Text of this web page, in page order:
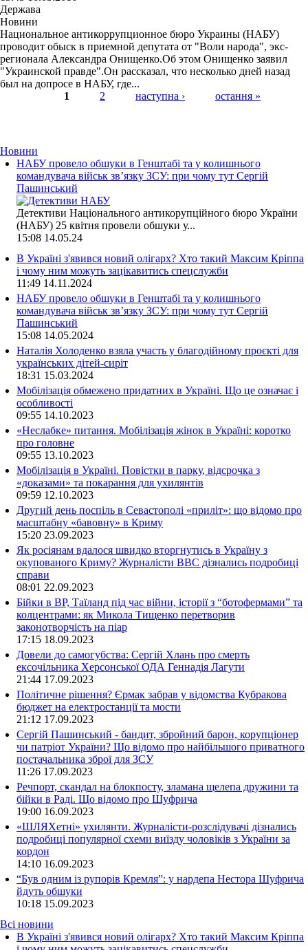
Держава
Новини
Национальное антикоррупционное бюро Украины (НАБУ)
проводит обыск в приемной депутата от "Воли народа", экс-
регионала Александра Онищенко.Об этом Онищенко заявил
"Украинской правде".Он рассказал, что несколько дней назад
был на допросе в НАБУ, где...
1 2 наступна › остання »
Новини
НАБУ провело обшуки в Генштабі та у колишнього
командувача військ зв’язку ЗСУ: при чому тут Сергій
Пашинський
Детективи Національного антикорупційного бюро України
(НАБУ) 25 квітня провели обшуки у...
15:08 14.05.24
В Україні з'явився новий олігарх? Хто такий Максим Кріппа
і чому ним можуть зацікавитись спецслужби
11:49 14.11.2024
НАБУ провело обшуки в Генштабі та у колишнього
командувача військ зв’язку ЗСУ: при чому тут Сергій
Пашинський
15:08 14.05.2024
Наталія Холоденко взяла участь у благодійному проєкті для
українських дітей-сиріт
18:31 15.03.2024
Мобілізація обмежено придатних в Україні. Що це означає і
особливості
09:55 14.10.2023
«Неслабке» питання. Мобілізація жінок в Україні: коротко
про головне
09:55 13.10.2023
Мобілізація в Україні. Повістки в парку, відсрочка з
«доказами» та покарання для ухилянтів
09:59 12.10.2023
Другий день поспіль в Севастополі «приліт»: що відомо про
масштабну «бавовну» в Криму
15:20 23.09.2023
Як росіянам вдалося швидко вторгнутись в Україну з
окупованого Криму? Журналісти ВВС дізнались подробиці
справи
08:01 22.09.2023
Бійки в ВР, Таїланд під час війни, історії з “ботофермами” та
колцентрами: як Микола Тищенко перетворив
законотворчість на піар
17:15 18.09.2023
Довели до самогубства: Сергій Хлань про смерть
ексочільника Херсонської ОДА Геннадія Лагути
21:44 17.09.2023
Політичне рішення? Єрмак забрав у відомства Кубракова
бюджет на електростанції та мости
21:12 17.09.2023
Сергій Пашинський - бандит, збройний барон, корупціонер
чи патріот України? Що відомо про найбільшого приватного
постачальника зброї для ЗСУ
11:26 17.09.2023
Речпорт, скандал на блокпосту, зламана щелепа дружини та
бійки в Раді. Що відомо про Шуфрича
19:00 16.09.2023
«ШЛЯХетні» ухилянти. Журналісти-розслідувачі дізнались
подробиці популярної схеми виїзду чоловіків з України за
кордон
14:10 16.09.2023
“Був одним із рупорів Кремля”: у нардепа Нестора Шуфрича
йдуть обшуки
10:18 15.09.2023
Всі новини
В Україні з'явився новий олігарх? Хто такий Максим Кріппа